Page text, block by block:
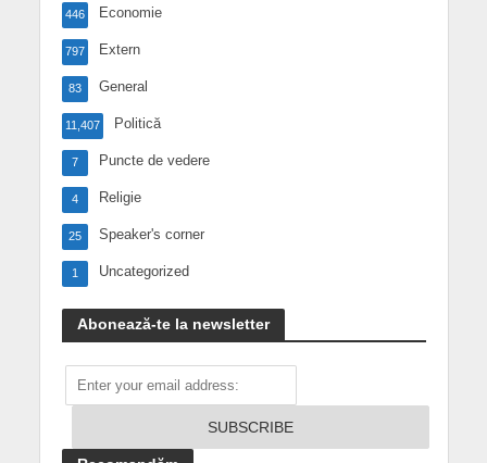
Economie
446
Extern
797
General
83
Politică
11,407
Puncte de vedere
7
Religie
4
Speaker's corner
25
Uncategorized
1
Abonează-te la newsletter